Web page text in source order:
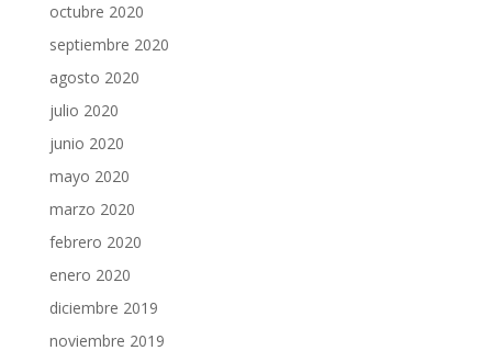
octubre 2020
septiembre 2020
agosto 2020
julio 2020
junio 2020
mayo 2020
marzo 2020
febrero 2020
enero 2020
diciembre 2019
noviembre 2019